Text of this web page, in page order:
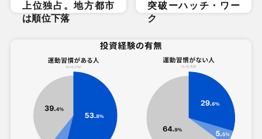
上位独占。地方都市
は順位下落
突破ーハッチ・ワー
ク